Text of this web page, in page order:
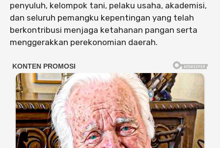
penyuluh, kelompok tani, pelaku usaha, akademisi,
dan seluruh pemangku kepentingan yang telah
berkontribusi menjaga ketahanan pangan serta
menggerakkan perekonomian daerah.